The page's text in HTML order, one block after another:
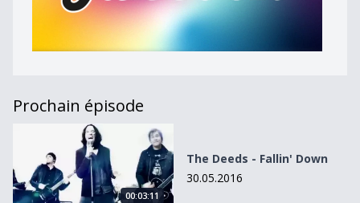
Prochain épisode
The Deeds - Fallin&#039; Down
00:03:11
The Deeds - Fallin' Down
30.05.2016